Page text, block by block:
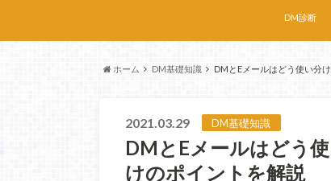
DM診断
ホーム DM基礎知識 DMとEメールはどう使い分
2021.03.29 DM基礎知識
DMとEメールはどう
けのポイントを解説